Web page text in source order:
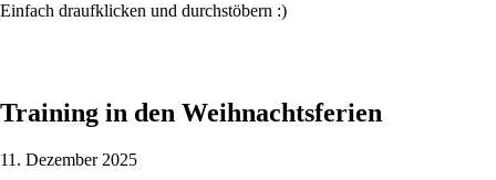
Einfach draufklicken und durchstöbern :)
Training in den Weihnachtsferien
11. Dezember 2025